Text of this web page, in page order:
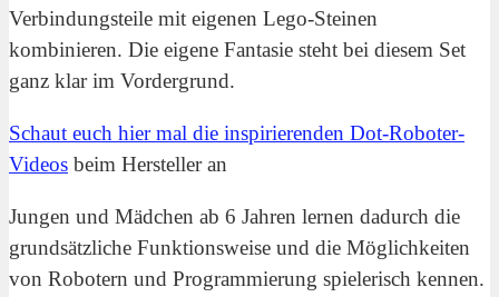
Verbindungsteile mit eigenen Lego-Steinen
kombinieren. Die eigene Fantasie steht bei diesem Set
ganz klar im Vordergrund.
Schaut euch hier mal die inspirierenden Dot-Roboter-
Videos beim Hersteller an
Jungen und Mädchen ab 6 Jahren lernen dadurch die
grundsätzliche Funktionsweise und die Möglichkeiten
von Robotern und Programmierung spielerisch kennen.